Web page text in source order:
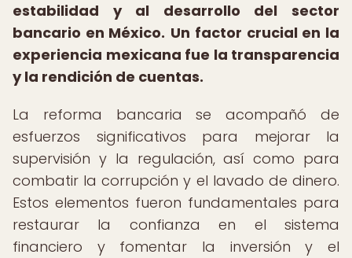
estabilidad y al desarrollo del sector
bancario en México. Un factor crucial en la
experiencia mexicana fue la transparencia
y la rendición de cuentas.
La reforma bancaria se acompañó de
esfuerzos significativos para mejorar la
supervisión y la regulación, así como para
combatir la corrupción y el lavado de dinero.
Estos elementos fueron fundamentales para
restaurar la confianza en el sistema
financiero y fomentar la inversión y el